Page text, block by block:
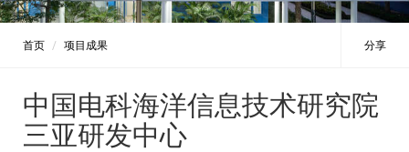
首页 项目成果 分享
中国电科海洋信息技术研究院
三亚研发中心